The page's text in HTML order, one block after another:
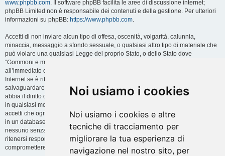
Noi usiamo i cookies
Noi usiamo i cookies e altre
tecniche di tracciamento per
migliorare la tua esperienza di
navigazione nel nostro sito, per
www.phpbb.com. Il software phpBB facilita le aree di discussione internet;
phpBB Limited non è responsabile dei contenuti e della gestione. Per ulteriori
informazioni su phpBB: https://www.phpbb.com.
Accetti di non inviare alcun tipo di offesa, oscenità, volgarità, calunnia,
minaccia, messaggio a sfondo sessuale, o qualsiasi altro tipo di materiale che
può violare una qualsiasi Legge del proprio Stato, o dello Stato dove
“Gommoni e motori” è ospitato, o di una Legge internazionale. Fare ciò porta
all’immediato e permanente divieto di accesso, con notifica al tuo provider
Internet se è ritenuto da noi opportuno. Tutti gli indirizzi IP sono registrati per
salvaguardare e rinforzare queste condizioni. Accetti che “Gommoni e motori”
abbia il diritto di rimuovere, riscrivere, spostare o chiudere qualsiasi argomento
in qualsiasi momento lo ritenga necessario. Come fruitore di questo servizio,
accetti che ogni informazione (dato personale) tu abbia inviato sia conservata
in un database. Al contempo queste informazioni non saranno divulgate a
nessuno senza il tuo consenso, né “Gommoni e motori” o phpBB sono da
ritenersi responsabili per qualsiasi violazione al sistema che possa
compromettere queste informazioni.